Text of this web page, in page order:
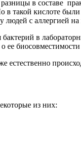
в составе
в такой кислоте
людей с аллергией
в
ее
из них: